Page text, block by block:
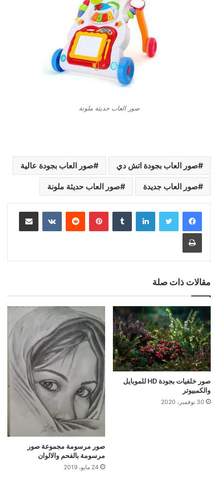
صور العاب حديثة ملونة
صور العاب بجودة اتش دي صور العاب بجودة عالية
صور العاب جديدة صور العاب حديثة ملونة
لينكدإن بينتيريست مشاركة عبر البريد
طباعة
مقالات ذات صلة
صور خلفيات بجودة HD للموبايل
والكمبيوتر
30 نوفمبر، 2020
صور مرسومة مجموعة صور
مرسومة بالفحم والالوان
24 مايو، 2019